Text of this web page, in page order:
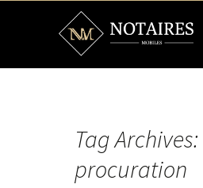
TARIFS
Tag Archives:
procuration